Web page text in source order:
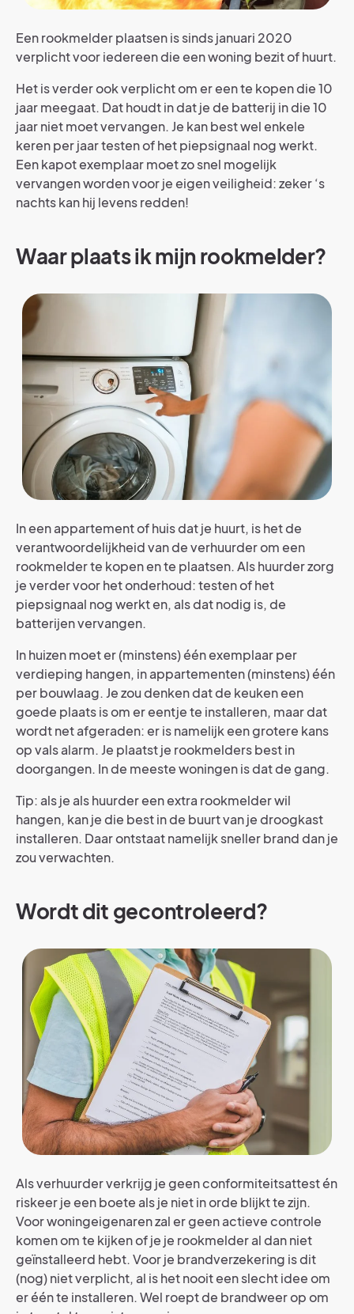
Een rookmelder plaatsen is sinds januari 2020
verplicht voor iedereen die een woning bezit of huurt.
Het is verder ook verplicht om er een te kopen die 10
jaar meegaat. Dat houdt in dat je de batterij in die 10
jaar niet moet vervangen. Je kan best wel enkele
keren per jaar testen of het piepsignaal nog werkt.
Een kapot exemplaar moet zo snel mogelijk
vervangen worden voor je eigen veiligheid: zeker ‘s
nachts kan hij levens redden!
Waar plaats ik mijn rookmelder?
In een appartement of huis dat je huurt, is het de
verantwoordelijkheid van de verhuurder om een
rookmelder te kopen en te plaatsen. Als huurder zorg
je verder voor het onderhoud: testen of het
piepsignaal nog werkt en, als dat nodig is, de
batterijen vervangen.
In huizen moet er (minstens) één exemplaar per
verdieping hangen, in appartementen (minstens) één
per bouwlaag. Je zou denken dat de keuken een
goede plaats is om er eentje te installeren, maar dat
wordt net afgeraden: er is namelijk een grotere kans
op vals alarm. Je plaatst je rookmelders best in
doorgangen. In de meeste woningen is dat de gang.
Tip: als je als huurder een extra rookmelder wil
hangen, kan je die best in de buurt van je droogkast
installeren. Daar ontstaat namelijk sneller brand dan je
zou verwachten.
Wordt dit gecontroleerd?
Als verhuurder verkrijg je geen conformiteitsattest én
riskeer je een boete als je niet in orde blijkt te zijn.
Voor woningeigenaren zal er geen actieve controle
komen om te kijken of je je rookmelder al dan niet
geïnstalleerd hebt. Voor je brandverzekering is dit
(nog) niet verplicht, al is het nooit een slecht idee om
er één te installeren. Wel roept de brandweer op om